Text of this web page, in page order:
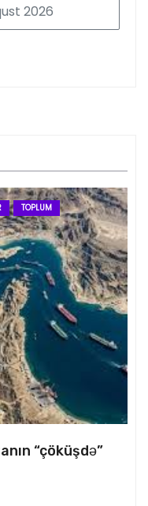
2026
TOPLUM
“çöküşdə”